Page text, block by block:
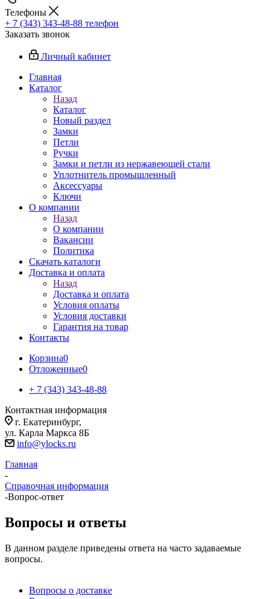
Телефоны
+ 7 (343) 343-48-88 телефон
Заказать звонок
Личный кабинет
Главная
Каталог
Назад
Каталог
Новый раздел
Замки
Петли
Ручки
Замки и петли из нержавеющей стали
Уплотнитель промышленный
Аксессуары
Ключи
О компании
Назад
О компании
Вакансии
Политика
Скачать каталоги
Доставка и оплата
Назад
Доставка и оплата
Условия оплаты
Условия доставки
Гарантия на товар
Контакты
Корзина0
Отложенные0
+ 7 (343) 343-48-88
Контактная информация
г. Екатеринбург,
ул. Карла Маркса 8Б
info@ylocks.ru
Главная
-
Справочная информация
-Вопрос-ответ
Вопросы и ответы
В данном разделе приведены ответа на часто задаваемые
вопросы.
Вопросы о доставке